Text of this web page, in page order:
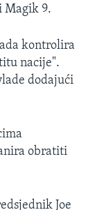
Magik 9.
kontrolira
nacije".
dodajući
obratiti
Joe